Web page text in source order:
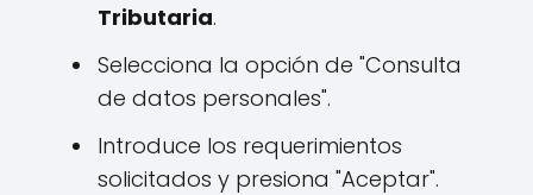
Tributaria.
Selecciona la opción de "Consulta
de datos personales".
Introduce los requerimientos
solicitados y presiona "Aceptar".